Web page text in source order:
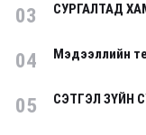
03 СУРГАЛТАД
04 Мэдээллийн
05 СЭТГЭЛ ЗҮЙН